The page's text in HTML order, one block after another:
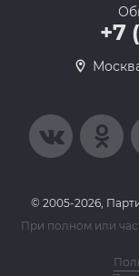
+7
© 2005-2026,
При полном или